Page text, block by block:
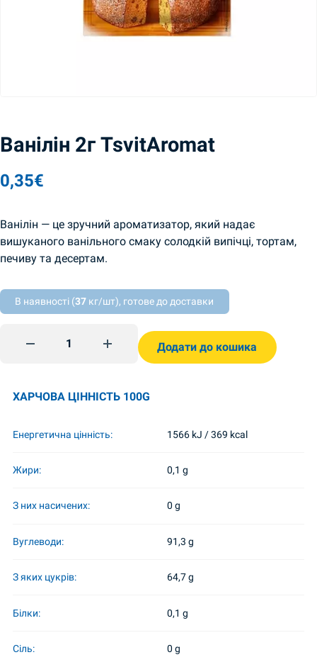
Ванілін 2г TsvitAromat
0,35€
Ванілін — це зручний ароматизатор, який надає
вишуканого ванільного смаку солодкій випічці, тортам,
печиву та десертам.
В наявності (37 кг/шт), готове до доставки
Ванілін 2г TsvitAromat quantity
Додати до кошика
ХАРЧОВА ЦІННІСТЬ 100G
Енергетична цінність: 1566 kJ / 369 kcal
Жири: 0,1 g
З них насичених: 0 g
Вуглеводи: 91,3 g
З яких цукрів: 64,7 g
Білки: 0,1 g
Сіль: 0 g